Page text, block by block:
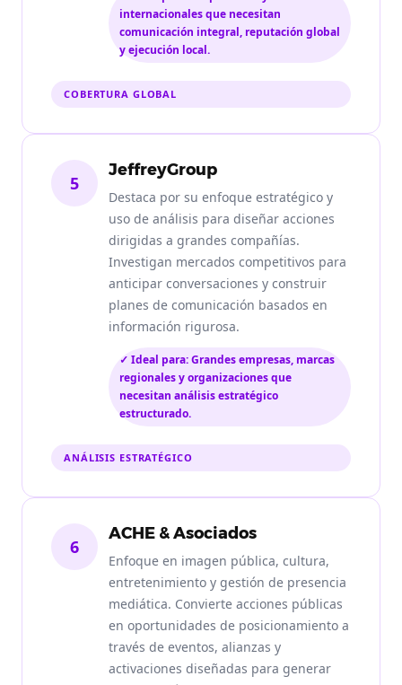
internacionales que necesitan
comunicación integral, reputación global
y ejecución local.
COBERTURA GLOBAL
5
JeffreyGroup
Destaca por su enfoque estratégico y
uso de análisis para diseñar acciones
dirigidas a grandes compañías.
Investigan mercados competitivos para
anticipar conversaciones y construir
planes de comunicación basados en
información rigurosa.
✓ Ideal para: Grandes empresas, marcas
regionales y organizaciones que
necesitan análisis estratégico
estructurado.
ANÁLISIS ESTRATÉGICO
6
ACHE & Asociados
Enfoque en imagen pública, cultura,
entretenimiento y gestión de presencia
mediática. Convierte acciones públicas
en oportunidades de posicionamiento a
través de eventos, alianzas y
activaciones diseñadas para generar